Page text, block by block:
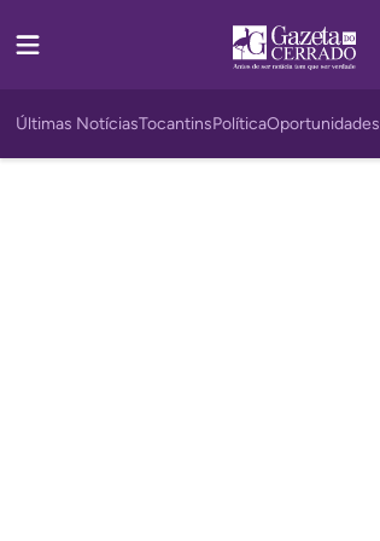
Últimas NotíciasTocantinsPolíticaOportunidades